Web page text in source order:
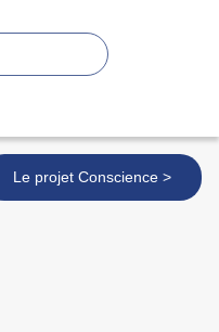
Le projet Conscience >